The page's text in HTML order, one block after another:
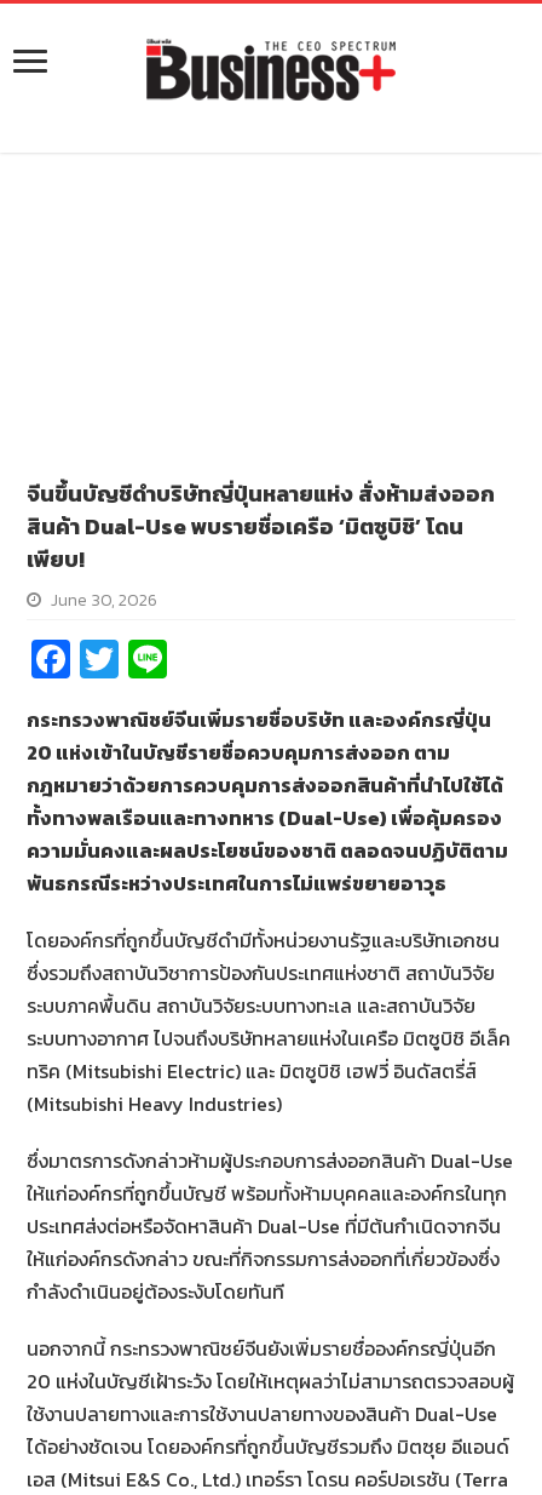
จีนขึ้นบัญชีดำบริษัทญี่ปุ่นหลายแห่ง สั่งห้ามส่งออก
สินค้า Dual-Use พบรายชื่อเครือ ‘มิตซูบิชิ’ โดน
เพียบ!
June 30, 2026
Fa
ce
b
o
o
k
T
wi
tt
er
n
e
กระทรวงพาณิชย์จีนเพิ่มรายชื่อบริษัท และองค์กรญี่ปุ่น
20 แห่งเข้าในบัญชีรายชื่อควบคุมการส่งออก ตาม
กฎหมายว่าด้วยการควบคุมการส่งออกสินค้าที่นำไปใช้ได้
ทั้งทางพลเรือนและทางทหาร (Dual-Use) เพื่อคุ้มครอง
ความมั่นคงและผลประโยชน์ของชาติ ตลอดจนปฏิบัติตาม
พันธกรณีระหว่างประเทศในการไม่แพร่ขยายอาวุธ
โดยองค์กรที่ถูกขึ้นบัญชีดำมีทั้งหน่วยงานรัฐและบริษัทเอกชน
ซึ่งรวมถึงสถาบันวิชาการป้องกันประเทศแห่งชาติ สถาบันวิจัย
ระบบภาคพื้นดิน สถาบันวิจัยระบบทางทะเล และสถาบันวิจัย
ระบบทางอากาศ ไปจนถึงบริษัทหลายแห่งในเครือ มิตซูบิชิ อีเล็ค
ทริค (Mitsubishi Electric) และ มิตซูบิชิ เฮฟวี่ อินดัสตรี่ส์
(Mitsubishi Heavy Industries)
ซึ่งมาตรการดังกล่าวห้ามผู้ประกอบการส่งออกสินค้า Dual-Use
ให้แก่องค์กรที่ถูกขึ้นบัญชี พร้อมทั้งห้ามบุคคลและองค์กรในทุก
ประเทศส่งต่อหรือจัดหาสินค้า Dual-Use ที่มีต้นกำเนิดจากจีน
ให้แก่องค์กรดังกล่าว ขณะที่กิจกรรมการส่งออกที่เกี่ยวข้องซึ่ง
กำลังดำเนินอยู่ต้องระงับโดยทันที
นอกจากนี้ กระทรวงพาณิชย์จีนยังเพิ่มรายชื่อองค์กรญี่ปุ่นอีก
20 แห่งในบัญชีเฝ้าระวัง โดยให้เหตุผลว่าไม่สามารถตรวจสอบผู้
ใช้งานปลายทางและการใช้งานปลายทางของสินค้า Dual-Use
ได้อย่างชัดเจน โดยองค์กรที่ถูกขึ้นบัญชีรวมถึง มิตซุย อีแอนด์
เอส (Mitsui E&S Co., Ltd.) เทอร์รา โดรน คอร์ปอเรชัน (Terra